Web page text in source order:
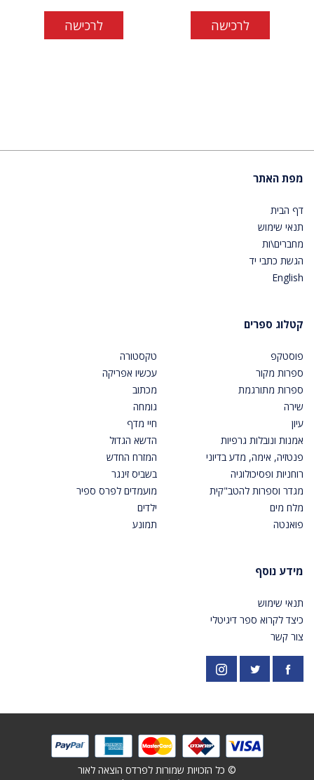
לרכישה לרכישה
מפת האתר
דף הבית
תנאי שימוש
מחברים\ות
הגשת כתבי יד
English
קטלוג ספרים
פוסטקפ
ספרות מקור
ספרות מתורגמת
שירה
עיון
אמנות ונובלות גרפיות
פנטזיה, אימה, מדע בדיוני
רוחניות ופסיכולוגיה
מגדר וספרות להטב"קית
מלח מים
פואנטה
טקסטורה
עכשיו אפריקה
מכתוב
גומחה
חיי מדף
הדשא הגדול
המזרח החדש
בשביס זינגר
מועמדים לפרס ספיר
ילדים
תמונע
מידע נוסף
תנאי שימוש
כיצד לקרוא ספר דיגיטלי
צור קשר
פייסבוק https://twitter.com/PardesPublish
אינסטגרם
© כל הזכויות שמורות לפרדס הוצאה לאור